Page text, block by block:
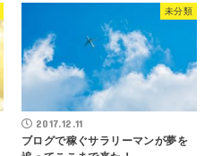
未分類
2017.12.11
ブログで稼ぐサラリーマンが夢を